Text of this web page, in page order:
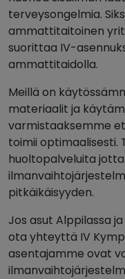
terveysongelmia.
ammattitaitoinen
suorittaa IV-
ammattitaidolla.
Meillä on
materiaalit ja
varmistaaksemme
toimii optimaalisesti.
huoltopalveluita
pitkäikäisyyden.
Jos asut Alppilassa
ota yhteyttä IV
asentajamme ovat